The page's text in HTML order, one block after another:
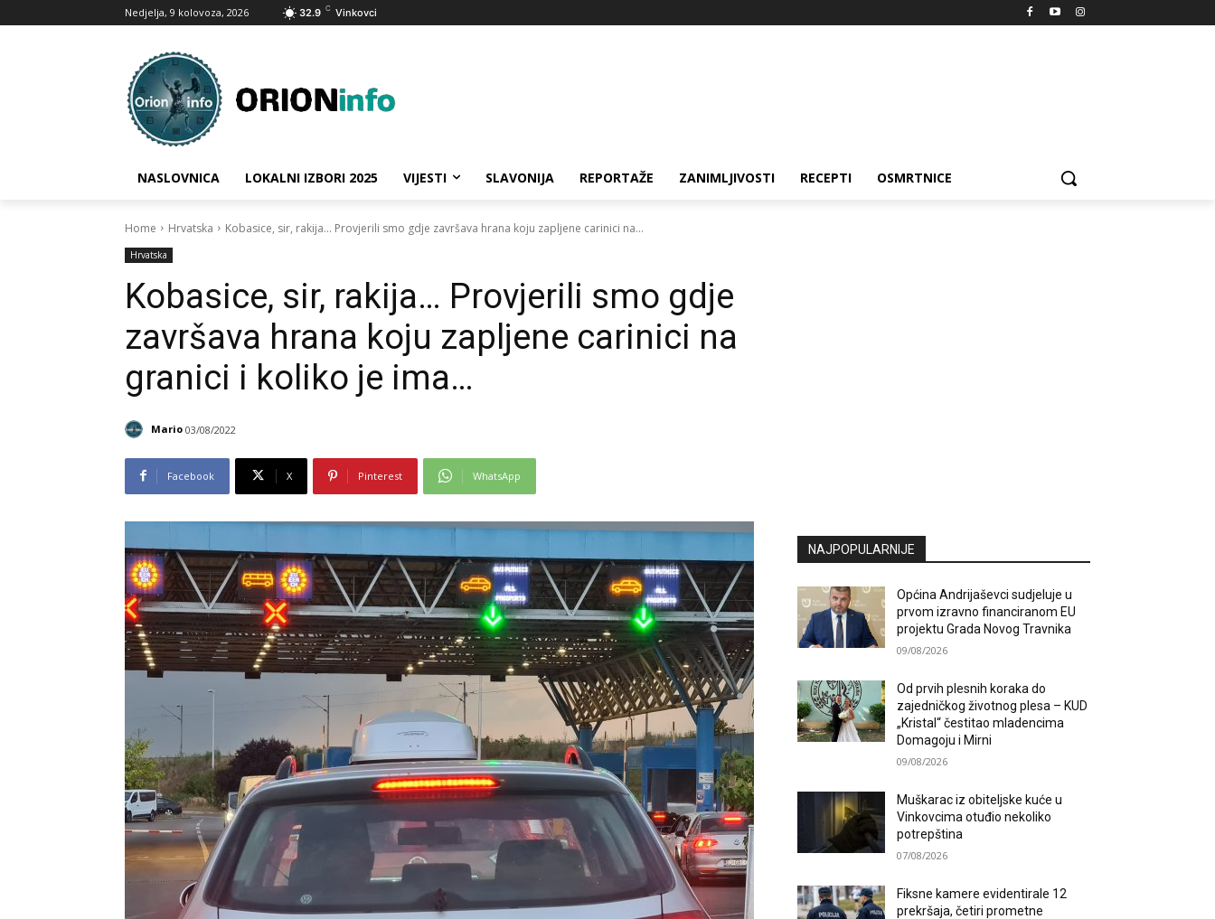
Nedjelja, 9 kolovoza, 2026 32.9 C Vinkovci
NASLOVNICA LOKALNI IZBORI 2025 VIJESTI SLAVONIJA REPORTAŽE ZANIMLJIVOSTI RECEPTI OSMRTNICE
Home Hrvatska Kobasice, sir, rakija... Provjerili smo gdje završava hrana koju zapljene carinici na...
Hrvatska
Kobasice, sir, rakija… Provjerili smo gdje
završava hrana koju zapljene carinici na
granici i koliko je ima…
Mario 03/08/2022
Facebook X Pinterest WhatsApp
NAJPOPULARNIJE
Općina Andrijaševci sudjeluje u
prvom izravno financiranom EU
projektu Grada Novog Travnika
09/08/2026
Od prvih plesnih koraka do
zajedničkog životnog plesa – KUD
„Kristal“ čestitao mladencima
Domagoju i Mirni
09/08/2026
Muškarac iz obiteljske kuće u
Vinkovcima otuđio nekoliko
potrepština
07/08/2026
Fiksne kamere evidentirale 12
prekršaja, četiri prometne